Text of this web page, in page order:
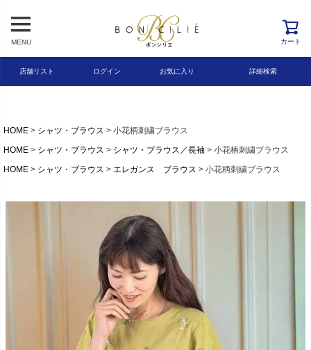
MENU カート
店舗リスト ログイン お気に入り 詳細検索
検索
HOME シャツ・ブラウス
小花柄刺繍ブラウス
HOME
シャツ・ブラウス シャツ・ブラウス／長袖
小花柄刺繍ブラウス
HOME
シャツ・ブラウス エレガンス ブラウス 小花柄刺繍ブラウス